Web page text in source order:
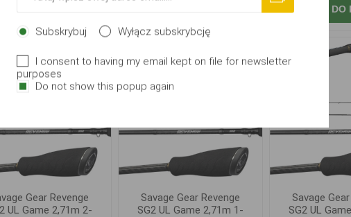
DO
Gear Revenge
UL Game 2,71m 2-
Savage Gear Revenge
SG2 UL Game 2,71m 1-
Savage
SG2 UL
Subskrybuj Wyłącz subskrybcję
I consent to having my email kept on file for newsletter
purposes
Do not show this popup again